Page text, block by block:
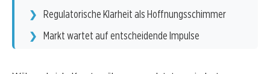
Regulatorische Klarheit als Hoffnungsschimmer
Markt wartet auf entscheidende Impulse